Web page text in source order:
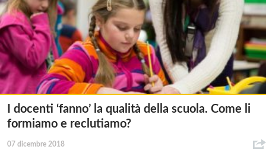
I docenti ‘fanno’ la qualità della scuola. Come li
formiamo e reclutiamo?
07 dicembre 2018